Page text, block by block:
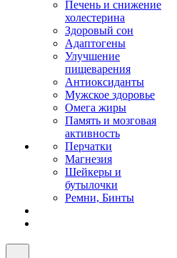
Печень и снижение
холестерина
Здоровый сон
Адаптогены
Улучшение
пищеварения
Антиоксиданты
Мужское здоровье
Омега жиры
Память и мозговая
активность
Перчатки
Магнезия
Шейкеры и
бутылочки
Ремни, Бинты